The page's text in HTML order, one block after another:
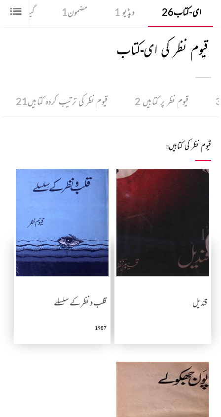
ای-کتاب26 ویڈیو 1 مضمون1 گیت 3
قیوم نظر کی ای-کتاب
3 قیوم نظر پر کتابیں 2 قیوم نظر کی ترتیب کردہ کتابیں21
قیوم نظر کی کتابیں3
قندیل قلب و نظر کے سلسلے
1987